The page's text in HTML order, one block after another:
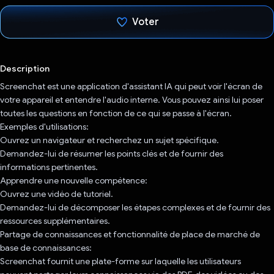
Voter
Description
Screenchat est une application d'assistant IA qui peut voir l'écran de
votre appareil et entendre l'audio interne. Vous pouvez ainsi lui poser
toutes les questions en fonction de ce qui se passe à l'écran.
Exemples d'utilisations:
Ouvrez un navigateur et recherchez un sujet spécifique.
Demandez-lui de résumer les points clés et de fournir des
informations pertinentes.
Apprendre une nouvelle compétence:
Ouvrez une vidéo de tutoriel.
Demandez-lui de décomposer les étapes complexes et de fournir des
ressources supplémentaires.
Partage de connaissances et fonctionnalité de place de marché de
base de connaissances:
Screenchat fournit une plate-forme sur laquelle les utilisateurs